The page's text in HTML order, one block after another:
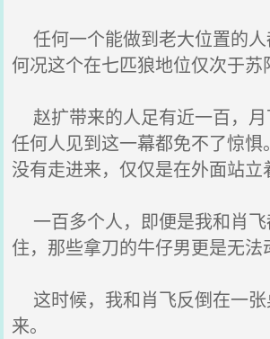
任何一个能做到老大位置的
何况这个在七匹狼地位仅次于苏
赵扩带来的人足有近一百，月
任何人见到这一幕都免不了惊惧
没有走进来，仅仅是在外面站立
一百多个人，即便是我和肖
住，那些拿刀的牛仔男更是无法
这时候，我和肖飞反倒在一
来。